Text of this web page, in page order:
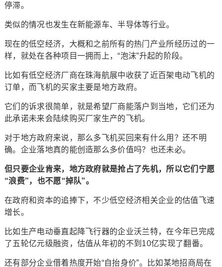
停滞。
类似的情况也发生在新能源车、半导体等行业。
现在的低空经济，大概和之前所有的热门产业所经历过的一
样，就处在各种项目一拥而上，“泡沫”升起的阶段。
比如有低空经济厂商在珠海航展中收获了近百架电动飞机的
订单，而飞机的买家主要是地方政府。
它们的诉求很简单，就是希望厂商能落户到当地，它们还为
此承诺未来会陆续购买厂家生产的飞机。
对于地方政府来说，那么多飞机买回来有什么用？还不明
确。企业落地真的能创造那么多价值吗？也还未必。
但只要企业肯来，地方政府就是抢占了先机，所以它们宁愿
“浪费”，也不愿“掉队”。
在政府和资本的追捧下，不少低空经济相关企业的估值飞速
增长。
比如生产电动垂直起降飞行器的企业沃兰特，在今年已完成
了五轮亿元级融资，估值从年初的不到10亿实现了翻番。
还有部分企业借着热度开始“自抬身价”。比如某地招商局在